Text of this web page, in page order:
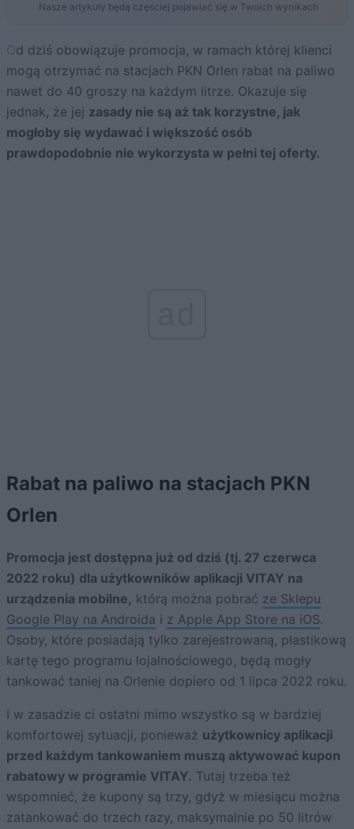
Nasze artykuły będą częściej pojawiać się w Twoich wynikach
Od dziś obowiązuje promocja, w ramach której klienci
mogą otrzymać na stacjach PKN Orlen rabat na paliwo
nawet do 40 groszy na każdym litrze. Okazuje się
jednak, że jej zasady nie są aż tak korzystne, jak
mogłoby się wydawać i większość osób
prawdopodobnie nie wykorzysta w pełni tej oferty.
Rabat na paliwo na stacjach PKN
Orlen
Promocja jest dostępna już od dziś (tj. 27 czerwca
2022 roku) dla użytkowników aplikacji VITAY na
urządzenia mobilne, którą można pobrać ze Sklepu
Google Play na Androida i z Apple App Store na iOS.
Osoby, które posiadają tylko zarejestrowaną, plastikową
kartę tego programu lojalnościowego, będą mogły
tankować taniej na Orlenie dopiero od 1 lipca 2022 roku.
I w zasadzie ci ostatni mimo wszystko są w bardziej
komfortowej sytuacji, ponieważ użytkownicy aplikacji
przed każdym tankowaniem muszą aktywować kupon
rabatowy w programie VITAY. Tutaj trzeba też
wspomnieć, że kupony są trzy, gdyż w miesiącu można
zatankować do trzech razy, maksymalnie po 50 litrów